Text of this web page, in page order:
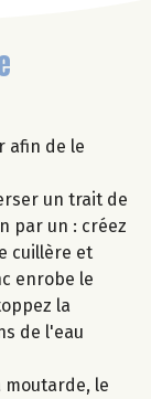
afin de le
un trait de
par un : créez
cuillère et
enrobe le
la
de l'eau
moutarde, le